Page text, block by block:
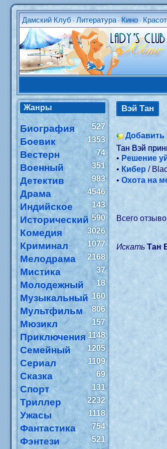
Дамский Клуб •Литература •Кино •
Жанры
Биография 527
Боевик 1353
Вестерн 74
Военный 351
Детектив 983
Драма 4546
Индийское 143
Исторический 590
Комедия 3026
Криминал 1077
Мелодрама 2168
Мистика 37
Молодежный 18
Музыкальный 160
Мультфильм 806
Мюзикл 157
Приключения 1148
Семейный 1205
Сериал 1109
Сказка 69
Спорт 131
Триллер 2232
Ужасы 1118
Фантастика 754
Фэнтези
521
Вэй Тан
Добавить
Тан Вэй
•Решение
• Кибер /
•Охота на
Всего
Искать Тан